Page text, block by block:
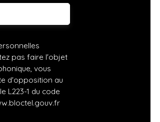
pas faire l'objet
vous
d'opposition au
L223-1 du code